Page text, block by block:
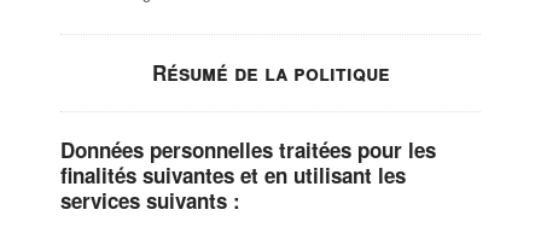
Résumé de la politique
Données personnelles traitées pour les
finalités suivantes et en utilisant les
services suivants :